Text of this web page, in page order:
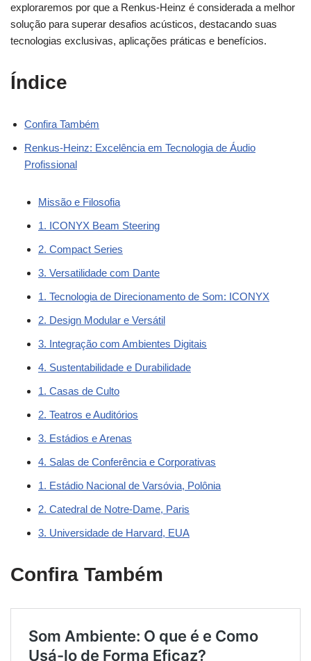
exploraremos por que a Renkus-Heinz é considerada a melhor
solução para superar desafios acústicos, destacando suas
tecnologias exclusivas, aplicações práticas e benefícios.
Índice
Confira Também
Renkus-Heinz: Excelência em Tecnologia de Áudio
Profissional
Missão e Filosofia
1. ICONYX Beam Steering
2. Compact Series
3. Versatilidade com Dante
1. Tecnologia de Direcionamento de Som: ICONYX
2. Design Modular e Versátil
3. Integração com Ambientes Digitais
4. Sustentabilidade e Durabilidade
1. Casas de Culto
2. Teatros e Auditórios
3. Estádios e Arenas
4. Salas de Conferência e Corporativas
1. Estádio Nacional de Varsóvia, Polônia
2. Catedral de Notre-Dame, Paris
3. Universidade de Harvard, EUA
Confira Também